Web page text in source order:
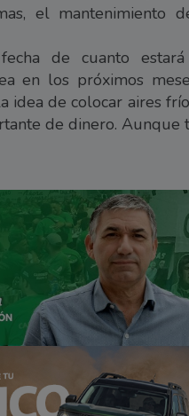
el mantenimiento
de cuanto
en los próximos
idea de colocar aires
de dinero. Aunque